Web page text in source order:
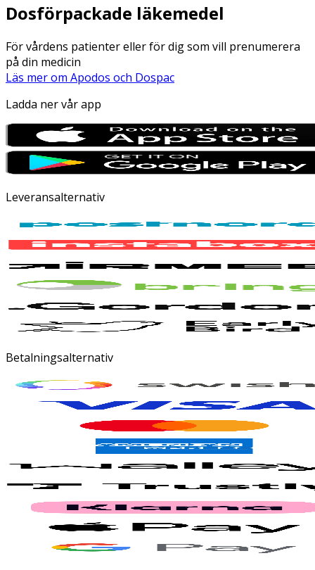
Dosförpackade läkemedel
För vårdens patienter eller för dig som vill prenumerera
på din medicin
Läs mer om Apodos och Dospac
Ladda ner vår app
Leveransalternativ
Betalningsalternativ